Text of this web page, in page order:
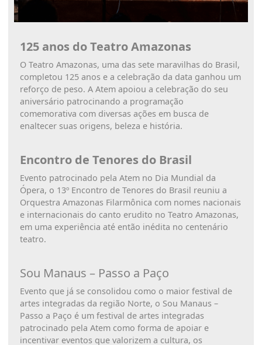
125 anos do Teatro Amazonas
O Teatro Amazonas, uma das sete maravilhas do Brasil,
completou 125 anos e a celebração da data ganhou um
reforço de peso. A Atem apoiou a celebração do seu
aniversário patrocinando a programação
comemorativa com diversas ações em busca de
enaltecer suas origens, beleza e história.
Encontro de Tenores do Brasil
Evento patrocinado pela Atem no Dia Mundial da
Ópera, o 13º Encontro de Tenores do Brasil reuniu a
Orquestra Amazonas Filarmônica com nomes nacionais
e internacionais do canto erudito no Teatro Amazonas,
em uma experiência até então inédita no centenário
teatro.
Sou Manaus – Passo a Paço
Evento que já se consolidou como o maior festival de
artes integradas da região Norte, o Sou Manaus –
Passo a Paço é um festival de artes integradas
patrocinado pela Atem como forma de apoiar e
incentivar eventos que valorizem a cultura, os